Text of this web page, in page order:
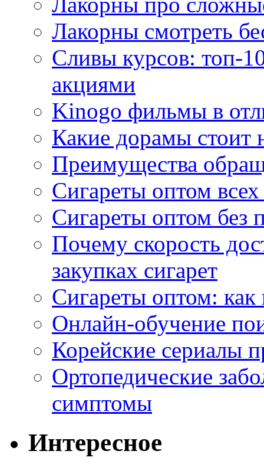
Лакорны смотреть
Сливы курсов: топ-
акциями
Kinogo фильмы в
Какие дорамы стоит
Преимущества
Сигареты оптом
Сигареты оптом без
Почему скорость
закупках сигарет
Сигареты оптом:
Онлайн-обучение
Корейские сериалы
Ортопедические
симптомы
Интересное